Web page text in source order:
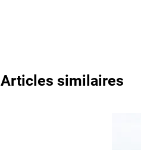
Articles similaires